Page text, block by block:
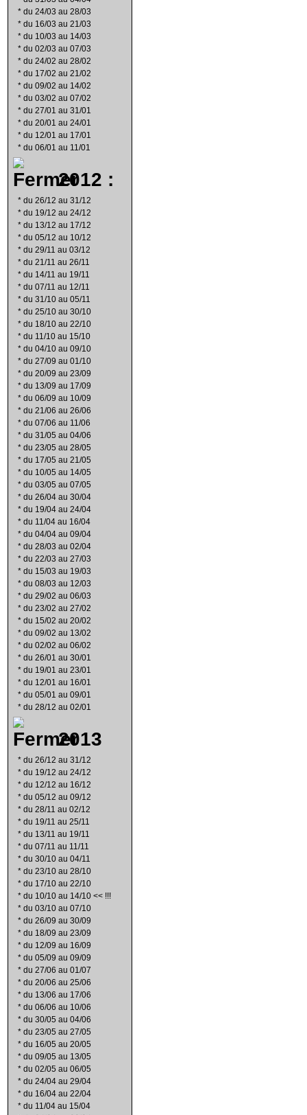
* du 24/03 au 28/03
* du 16/03 au 21/03
* du 10/03 au 14/03
* du 02/03 au 07/03
* du 24/02 au 28/02
* du 17/02 au 21/02
* du 09/02 au 14/02
* du 03/02 au 07/02
* du 27/01 au 31/01
* du 20/01 au 24/01
* du 12/01 au 17/01
* du 06/01 au 11/01
2012 :
* du 26/12 au 31/12
* du 19/12 au 24/12
* du 13/12 au 17/12
* du 05/12 au 10/12
* du 29/11 au 03/12
* du 21/11 au 26/11
* du 14/11 au 19/11
* du 07/11 au 12/11
* du 31/10 au 05/11
* du 25/10 au 30/10
* du 18/10 au 22/10
* du 11/10 au 15/10
* du 04/10 au 09/10
* du 27/09 au 01/10
* du 20/09 au 23/09
* du 13/09 au 17/09
* du 06/09 au 10/09
* du 21/06 au 26/06
* du 07/06 au 11/06
* du 31/05 au 04/06
* du 23/05 au 28/05
* du 17/05 au 21/05
* du 10/05 au 14/05
* du 03/05 au 07/05
* du 26/04 au 30/04
* du 19/04 au 24/04
* du 11/04 au 16/04
* du 04/04 au 09/04
* du 28/03 au 02/04
* du 22/03 au 27/03
* du 15/03 au 19/03
* du 08/03 au 12/03
* du 29/02 au 06/03
* du 23/02 au 27/02
* du 15/02 au 20/02
* du 09/02 au 13/02
* du 02/02 au 06/02
* du 26/01 au 30/01
* du 19/01 au 23/01
* du 12/01 au 16/01
* du 05/01 au 09/01
* du 28/12 au 02/01
2013
* du 26/12 au 31/12
* du 19/12 au 24/12
* du 12/12 au 16/12
* du 05/12 au 09/12
* du 28/11 au 02/12
* du 19/11 au 25/11
* du 13/11 au 19/11
* du 07/11 au 11/11
* du 30/10 au 04/11
* du 23/10 au 28/10
* du 17/10 au 22/10
* du 10/10 au 14/10 << !!!
* du 03/10 au 07/10
* du 26/09 au 30/09
* du 18/09 au 23/09
* du 12/09 au 16/09
* du 05/09 au 09/09
* du 27/06 au 01/07
* du 20/06 au 25/06
* du 13/06 au 17/06
* du 06/06 au 10/06
* du 30/05 au 04/06
* du 23/05 au 27/05
* du 16/05 au 20/05
* du 09/05 au 13/05
* du 02/05 au 06/05
* du 24/04 au 29/04
* du 16/04 au 22/04
* du 11/04 au 15/04